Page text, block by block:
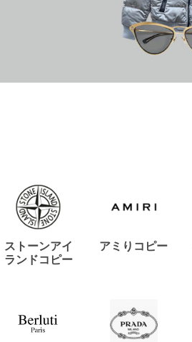
ストーンアイ
ランドコピー
アミりコピー